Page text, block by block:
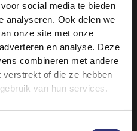
social media te bieden
analyseren. Ook delen we
onze site met onze
en analyse. Deze
combineren met andere
of die ze hebben
van hun services.
ontdekken